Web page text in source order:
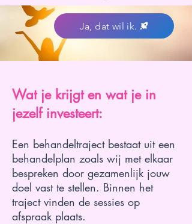
Ja, dat wil ik.
Wat je krijgt en wat je in
jezelf investeert:
Een behandeltraject bestaat uit een
behandelplan zoals wij met elkaar
bespreken door gezamenlijk jouw
doel vast te stellen. Binnen het
traject vinden de sessies op
afspraak plaats.